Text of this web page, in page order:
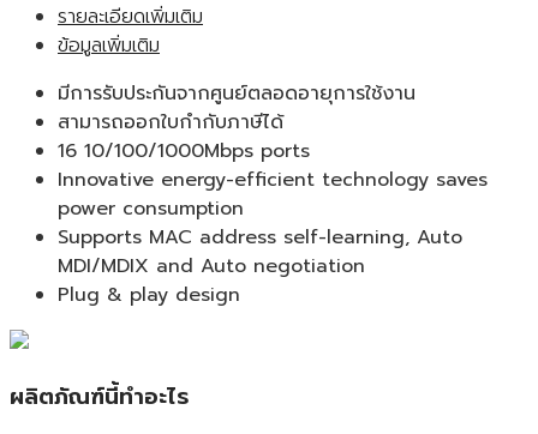
Port
Gigabit
Switch
ของ
แท้
ประกัน
ศูนย์
ตลอด
อายุ
การ
รายละเอียดเพิ่มเติม
ข้อมูลเพิ่มเติม
มีการรับประกันจากศูนย์ตลอดอายุการใช้งาน
สามารถออกใบกำกับภาษีได้
16 10/100/1000Mbps ports
Innovative energy-efficient technology saves
power consumption
Supports MAC address self-learning, Auto
MDI/MDIX and Auto negotiation
Plug & play design
ผลิตภัณฑ์นี้ทำอะไร